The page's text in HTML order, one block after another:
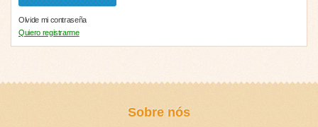
Olvide mi contraseña
Quiero registrarme
Sobre nós